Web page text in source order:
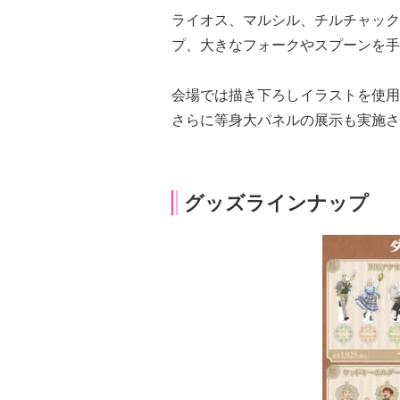
ライオス、マルシル、チルチャッ
プ、大きなフォークやスプーンを
会場では描き下ろしイラストを使
さらに等身大パネルの展示も実施
グッズラインナップ